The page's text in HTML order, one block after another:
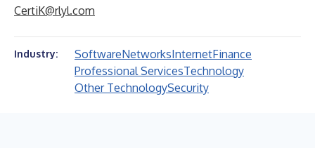
CertiK@rlyl.com
Industry: SoftwareNetworksInternetFinance
Professional ServicesTechnology
Other TechnologySecurity